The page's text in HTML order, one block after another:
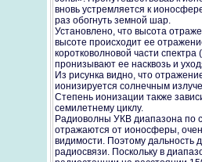
вновь устремляется к
раз обогнуть земной шар.
Установлено, что высота
высоте происходит ее
коротковолновой части
пронизывают ее насквозь и
Из рисунка видно, что
ионизируется солнечным
Степень ионизации также
семилетнему циклу.
Радиоволны УКВ диапазона по
отражаются от ионосферы,
видимости. Поэтому дальность
радиосвязи. Поскольку в